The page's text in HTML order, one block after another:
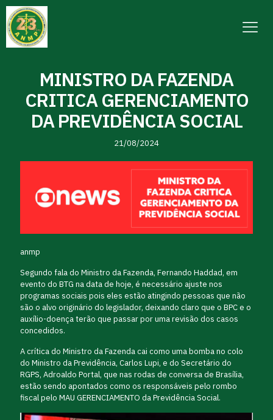
MINISTRO DA FAZENDA
CRITICA GERENCIAMENTO
DA PREVIDÊNCIA SOCIAL
21/08/2024
anmp
Segundo fala do Ministro da Fazenda, Fernando Haddad, em
evento do BTG na data de hoje, é necessário ajuste nos
programas sociais pois eles estão atingindo pessoas que não
são o alvo originário do legislador, deixando claro que o BPC e o
auxílio-doença terão que passar por uma revisão dos casos
concedidos.
A crítica do Ministro da Fazenda cai como uma bomba no colo
do Ministro da Previdência, Carlos Lupi, e do Secretário do
RGPS, Adroaldo Portal, que nas rodas de conversa de Brasília,
estão sendo apontados como os responsáveis pelo rombo
fiscal pelo MAU GERENCIAMENTO da Previdência Social.